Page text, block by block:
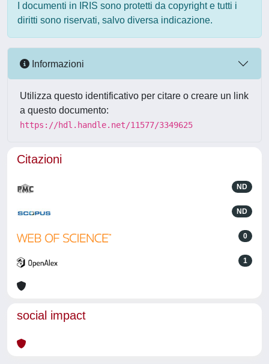
I documenti in IRIS sono protetti da copyright e tutti i
diritti sono riservati, salvo diversa indicazione.
Informazioni
Utilizza questo identificativo per citare o creare un link
a questo documento:
https://hdl.handle.net/11577/3349625
Citazioni
ND
ND
0
1
social impact